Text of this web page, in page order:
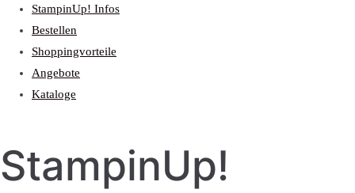
StampinUp! Infos
Bestellen
Shoppingvorteile
Angebote
Kataloge
StampinUp!